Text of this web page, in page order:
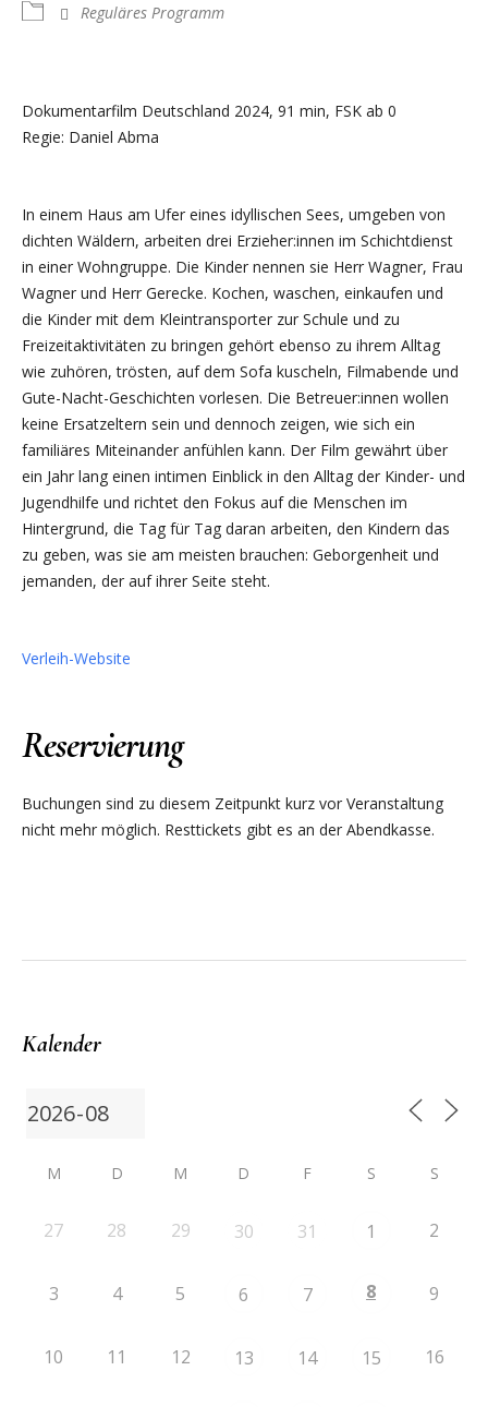
Reguläres Programm
Dokumentarfilm Deutschland 2024, 91 min, FSK ab 0
Regie: Daniel Abma
In einem Haus am Ufer eines idyllischen Sees, umgeben von
dichten Wäldern, arbeiten drei Erzieher:innen im Schichtdienst
in einer Wohngruppe. Die Kinder nennen sie Herr Wagner, Frau
Wagner und Herr Gerecke. Kochen, waschen, einkaufen und
die Kinder mit dem Kleintransporter zur Schule und zu
Freizeitaktivitäten zu bringen gehört ebenso zu ihrem Alltag
wie zuhören, trösten, auf dem Sofa kuscheln, Filmabende und
Gute-Nacht-Geschichten vorlesen. Die Betreuer:innen wollen
keine Ersatzeltern sein und dennoch zeigen, wie sich ein
familiäres Miteinander anfühlen kann. Der Film gewährt über
ein Jahr lang einen intimen Einblick in den Alltag der Kinder- und
Jugendhilfe und richtet den Fokus auf die Menschen im
Hintergrund, die Tag für Tag daran arbeiten, den Kindern das
zu geben, was sie am meisten brauchen: Geborgenheit und
jemanden, der auf ihrer Seite steht.
Verleih-Website
Reservierung
Buchungen sind zu diesem Zeitpunkt kurz vor Veranstaltung
nicht mehr möglich. Resttickets gibt es an der Abendkasse.
Kalender
M D M D F S S
27 28 29 30 31 1 2
3 4 5 6 7 8 9
10 11 12 13 14 15 16